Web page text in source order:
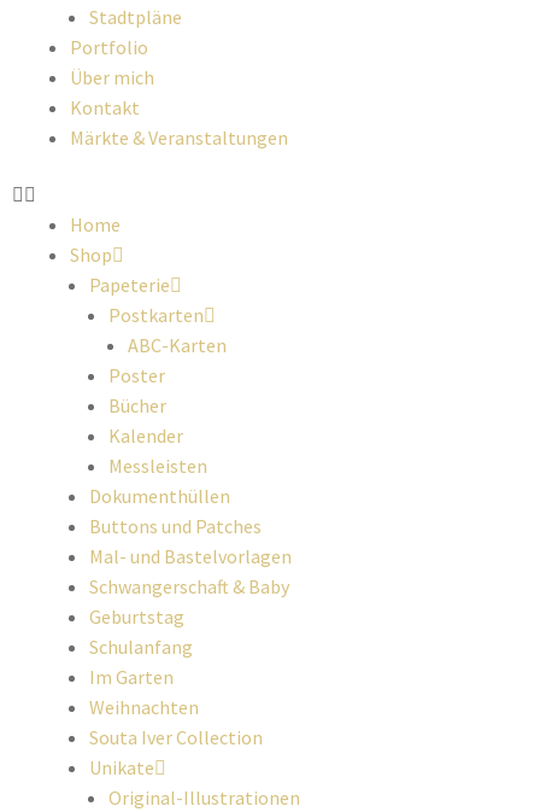
Stadtpläne
Portfolio
Über mich
Kontakt
Märkte & Veranstaltungen
Home
Shop
Papeterie
Postkarten
ABC-Karten
Poster
Bücher
Kalender
Messleisten
Dokumenthüllen
Buttons und Patches
Mal- und Bastelvorlagen
Schwangerschaft & Baby
Geburtstag
Schulanfang
Im Garten
Weihnachten
Souta Iver Collection
Unikate
Original-Illustrationen